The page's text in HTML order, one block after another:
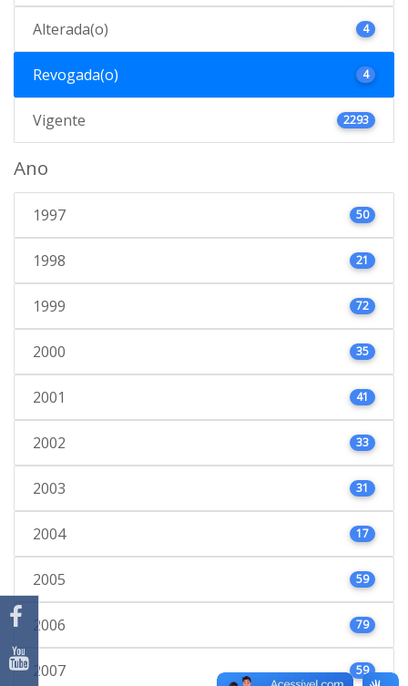
Alterada(o) 4
Revogada(o) 4
Vigente 2293
Ano
1997 50
1998 21
1999 72
2000 35
2001 41
2002 33
2003 31
2004 17
2005 59
2006 79
2007 59